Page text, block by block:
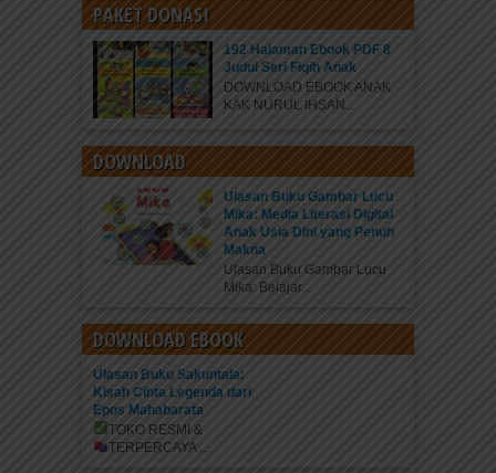
PAKET DONASI
192 Halaman Ebook PDF 8
Judul Seri Fiqih Anak
DOWNLOAD EBOOK ANAK
KAK NURUL IHSAN...
DOWNLOAD
Ulasan Buku Gambar Lucu
Mika: Media Literasi Digital
Anak Usia Dini yang Penuh
Makna
Ulasan Buku Gambar Lucu
Mika: Belajar...
DOWNLOAD EBOOK
Ulasan Buku Sakuntala:
Kisah Cinta Legenda dari
Epos Mahabarata
TOKO RESMI &
TERPERCAYA ...